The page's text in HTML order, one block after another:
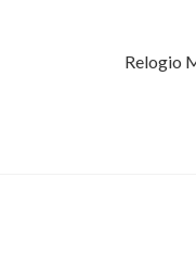
Relogio